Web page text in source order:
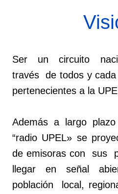
Ser un circuito
través de todos y
pertenecientes a la
Además a largo
“radio UPEL» se
de emisoras con sus
llegar en señal
población local,